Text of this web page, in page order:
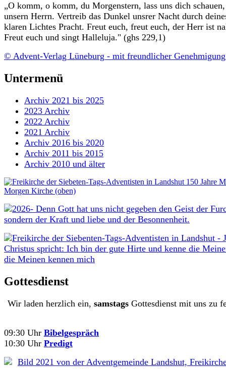
„O komm, o komm, du Morgenstern, lass uns dich schauen,
unsern Herrn. Vertreib das Dunkel unsrer Nacht durch
klaren Lichtes Pracht. Freut euch, freut euch, der Herr ist
Freut euch und singt Halleluja." (ghs 229,1)
© Advent-Verlag Lüneburg - mit freundlicher Genehmigung
Untermenü
Archiv 2021 bis 2025
2023 Archiv
2022 Archiv
2021 Archiv
Archiv 2016 bis 2020
Archiv 2011 bis 2015
Archiv 2010 und älter
Gottesdienst
Wir laden herzlich ein, samstagsGottesdienst mit uns zu
09:30 Uhr Bibelgespräch
10:30 Uhr Predigt